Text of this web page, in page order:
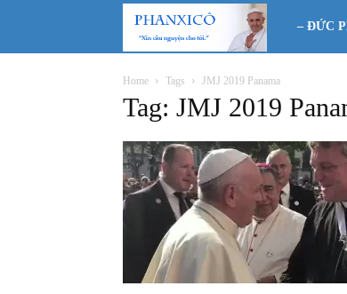
Phanxicô
– ĐỨC
Home Tags JMJ 2019 Panama
Tag: JMJ 2019